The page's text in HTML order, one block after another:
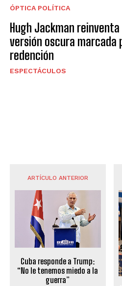
ÓPTICA POLÍTICA
Hugh Jackman reinventa
versión oscura marcada
redención
ESPECTÁCULOS
ARTÍCULO ANTERIOR
Cuba responde a Trump:
“No le tenemos miedo a la
guerra”